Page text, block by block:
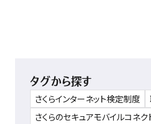
タグから探す
さくらインターネット検定制度
さくらのセキュアモバイルコネク